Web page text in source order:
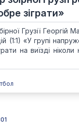
зіграти»
Грузії Георгій
(1:1) «У групі
на виїзді